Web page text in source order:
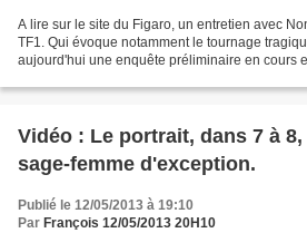
A lire sur le site du Figaro, un entretien avec
TF1. Qui évoque notamment le tournage
aujourd'hui une enquête préliminaire en cours
Vidéo : Le portrait, dans 7 à
sage-femme d'exception.
Publié le 12/05/2013 à 19:10
Par François 12/05/2013 20H10